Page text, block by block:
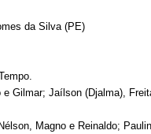
da Silva (PE)
Gilmar; Jaílson (Djalma),
Magno e Reinaldo;